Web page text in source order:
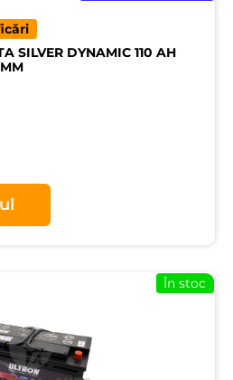
SILVER DYNAMIC 110 AH
În stoc